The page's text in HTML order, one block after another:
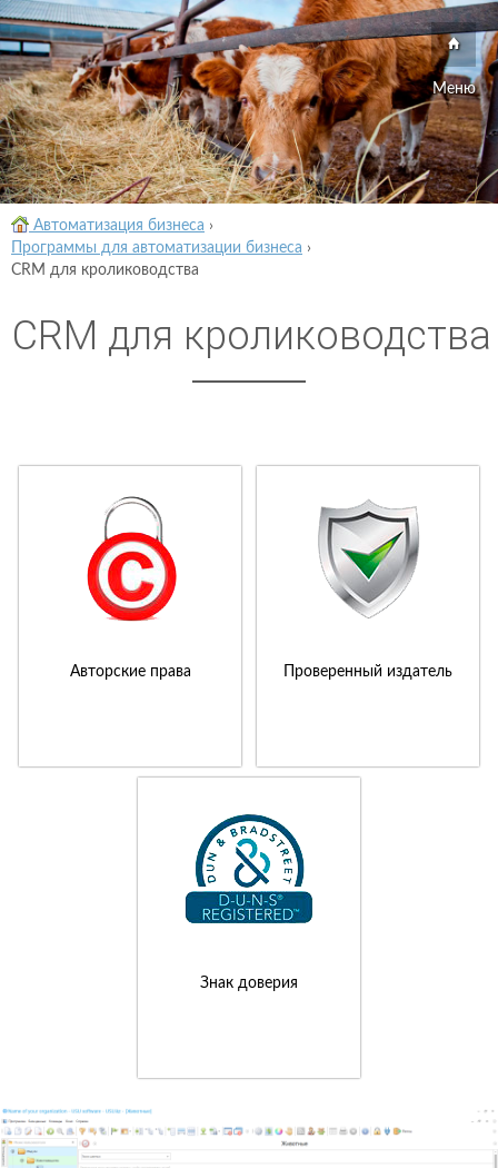
Меню
Автоматизация бизнеса ›
Программы для автоматизации бизнеса ›
CRM для кролиководства
CRM для кролиководства
Авторские права Проверенный издатель
Знак доверия